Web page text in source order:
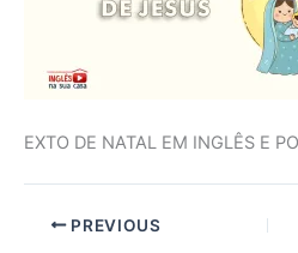
EXTO DE NATAL EM INGLÊS E
PREVIOUS